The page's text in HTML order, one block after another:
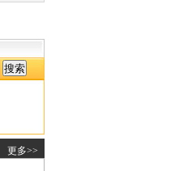
更多>>